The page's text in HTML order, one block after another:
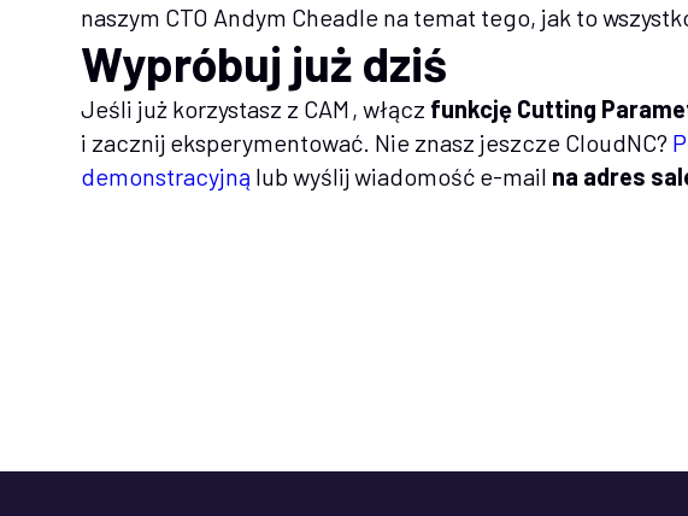
naszym CTO Andym Cheadle na temat tego, jak to
Wypróbuj już dziś
Jeśli już korzystasz z CAM , włącz funkcję Cutting
i zacznij eksperymentować. Nie znasz jeszcze CloudNC?
demonstracyjną lub wyślij wiadomość e-mail na adres